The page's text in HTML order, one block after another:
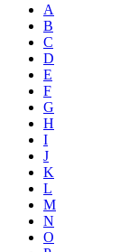
A
B
C
D
E
F
G
H
I
J
K
L
M
N
O